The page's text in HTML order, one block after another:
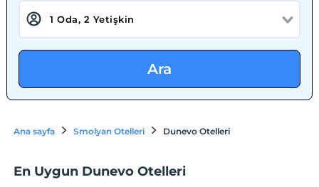
Ara
Ana sayfa Smolyan Otelleri Dunevo Otelleri
En Uygun Dunevo Otelleri